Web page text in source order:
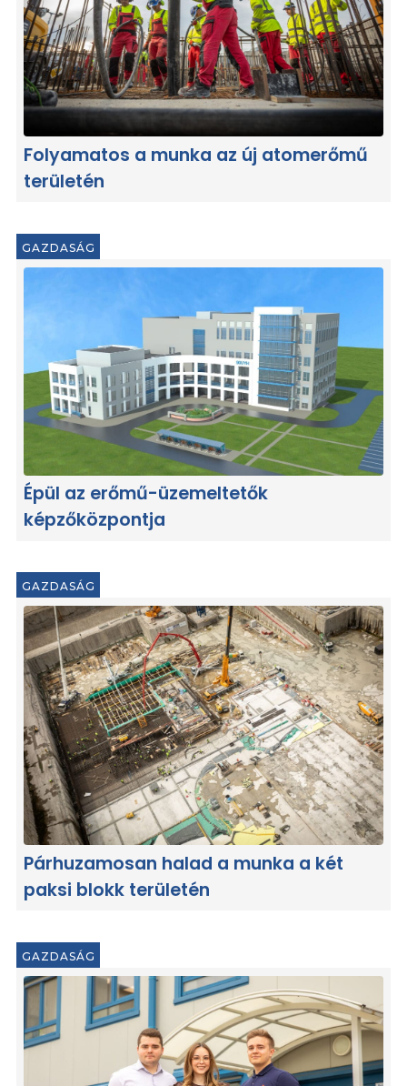
Folyamatos a munka az új atomerőmű
területén
GAZDASÁG
Épül az erőmű-üzemeltetők
képzőközpontja
GAZDASÁG
Párhuzamosan halad a munka a két
paksi blokk területén
GAZDASÁG